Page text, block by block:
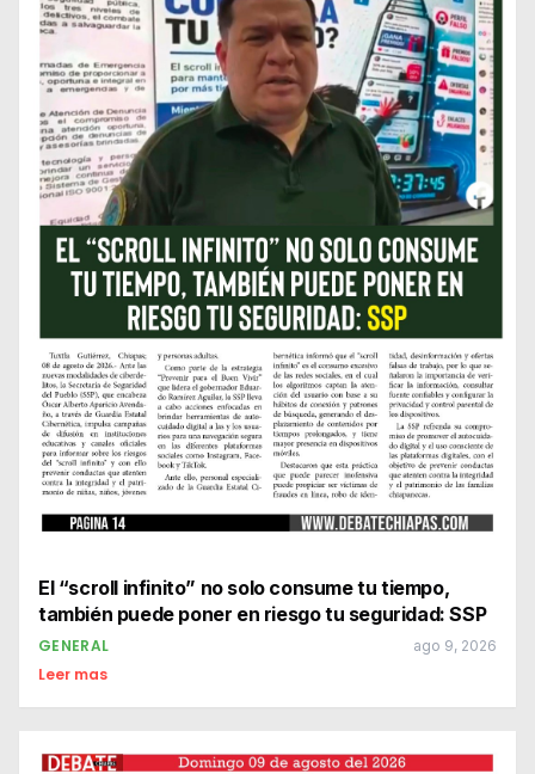
El “scroll infinito” no solo consume tu tiempo,
también puede poner en riesgo tu seguridad: SSP
GENERAL ago 9, 2026
Leer mas